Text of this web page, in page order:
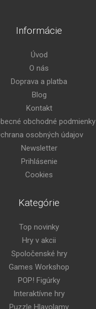
Informácie
Úvod
O nás
Doprava a platba
Blog
Kontakt
obchodné podmienky
osobných údajov
Newsletter
Prihlásenie
Cookies
Kategórie
Top novinky
Hry v akcii
Spoločenské hry
Games Workshop
POP! Figúrky
Interaktívne hry